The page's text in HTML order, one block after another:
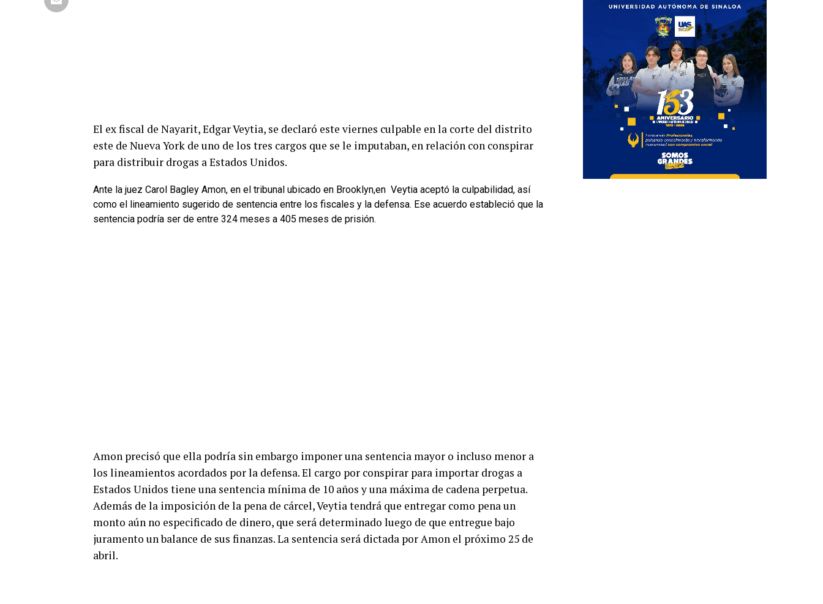
El ex fiscal de Nayarit, Edgar Veytia, se declaró este viernes culpable en la corte del distrito
este de Nueva York de uno de los tres cargos que se le imputaban, en relación con conspirar
para distribuir drogas a Estados Unidos.
Ante la juez Carol Bagley Amon, en el tribunal ubicado en Brooklyn,en Veytia aceptó la culpabilidad, así
como el lineamiento sugerido de sentencia entre los fiscales y la defensa. Ese acuerdo estableció que la
sentencia podría ser de entre 324 meses a 405 meses de prisión.
Amon precisó que ella podría sin embargo imponer una sentencia mayor o incluso menor a
los lineamientos acordados por la defensa. El cargo por conspirar para importar drogas a
Estados Unidos tiene una sentencia mínima de 10 años y una máxima de cadena perpetua.
Además de la imposición de la pena de cárcel, Veytia tendrá que entregar como pena un
monto aún no especificado de dinero, que será determinado luego de que entregue bajo
juramento un balance de sus finanzas. La sentencia será dictada por Amon el próximo 25 de
abril.